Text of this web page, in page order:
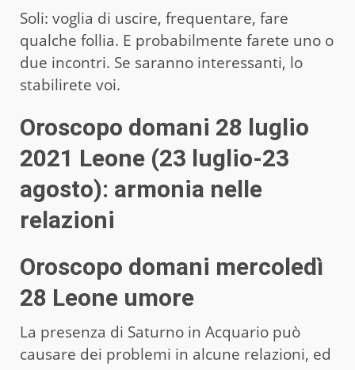
Soli: voglia di uscire, frequentare, fare
qualche follia. E probabilmente farete uno o
due incontri. Se saranno interessanti, lo
stabilirete voi.
Oroscopo domani 28 luglio
2021 Leone (23 luglio-23
agosto): armonia nelle
relazioni
Oroscopo domani mercoledì
28 Leone umore
La presenza di Saturno in Acquario può
causare dei problemi in alcune relazioni, ed